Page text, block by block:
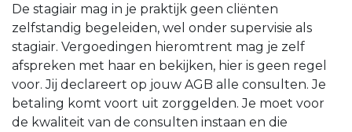
De stagiair mag in je praktijk geen cliënten
zelfstandig begeleiden, wel onder supervisie als
stagiair. Vergoedingen hieromtrent mag je zelf
afspreken met haar en bekijken, hier is geen regel
voor. Jij declareert op jouw AGB alle consulten. Je
betaling komt voort uit zorggelden. Je moet voor
de kwaliteit van de consulten instaan en die